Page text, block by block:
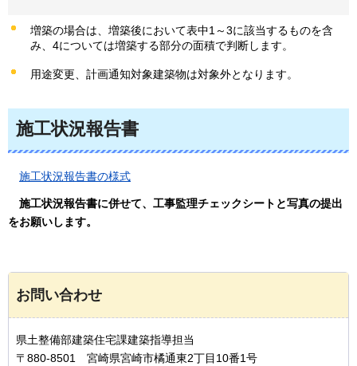
増築の場合は、増築後において表中1～3に該当するものを含
み、4については増築する部分の面積で判断します。
用途変更、計画通知対象建築物は対象外となります。
施工状況報告書
施工状況報告書の様式
施工状況報告書に併せて、工事監理チェックシートと写真の提出
をお願いします。
お問い合わせ
県土整備部建築住宅課建築指導担当
〒880-8501 宮崎県宮崎市橘通東2丁目10番1号